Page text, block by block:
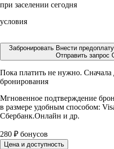
при заселении сегодня
условия
Забронировать Внести предоплату
Отправить запрос
Пока платить не нужно.
бронирования
Мгновенное подтверждение
в размере удобным способом:
Сбербанк.Онлайн и др.
280 ₽ бонусов
Цена и доступность